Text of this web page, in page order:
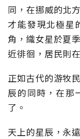
同，在挪威的北
才能發現北極星
角，織女星於夏
近徘徊，居民則
正如古代的游牧
辰的同時，在那
了。
天上的星辰，永